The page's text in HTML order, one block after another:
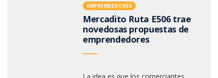
EMPRENDEDORES
Mercadito Ruta E506 trae
novedosas propuestas de
emprendedores